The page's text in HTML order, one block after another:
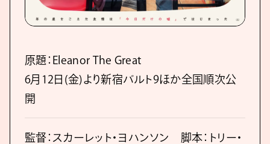
原題：Eleanor The Great
6月12日(金)より新宿バルト9ほか全国順次公
開
監督：スカーレット・ヨハンソン 脚本：トリー・